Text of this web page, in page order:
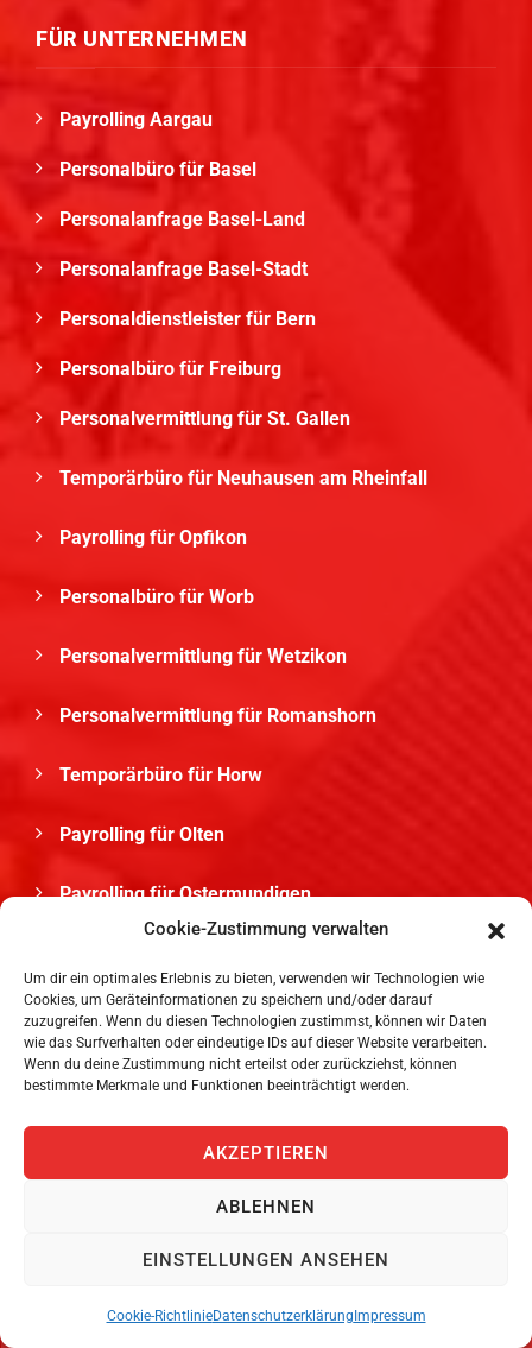
Cookie-Zustimmung verwalten
Um dir ein optimales Erlebnis zu bieten, verwenden wir Technologien wie
Cookies, um Geräteinformationen zu speichern und/oder darauf
zuzugreifen. Wenn du diesen Technologien zustimmst, können wir Daten
wie das Surfverhalten oder eindeutige IDs auf dieser Website verarbeiten.
Wenn du deine Zustimmung nicht erteilst oder zurückziehst, können
bestimmte Merkmale und Funktionen beeinträchtigt werden.
AKZEPTIEREN
ABLEHNEN
EINSTELLUNGEN ANSEHEN
Cookie-RichtlinieDatenschutzerklärung Impressum
FÜR UNTERNEHMEN
Payrolling Aargau
Personalbüro für Basel
Personalanfrage Basel-Land
Personalanfrage Basel-Stadt
Personaldienstleister für Bern
Personalbüro für Freiburg
Personalvermittlung für St. Gallen
Temporärbüro für Neuhausen am Rheinfall
Payrolling für Opfikon
Personalbüro für Worb
Personalvermittlung für Wetzikon
Personalvermittlung für Romanshorn
Temporärbüro für Horw
Payrolling für Olten
Payrolling für Ostermundigen
Temporärbüro für Uzwil
Personaldienstleister für Herisau
TEMPORÄRBÜRO SCHWEIZ
Temporärbüro für Basel